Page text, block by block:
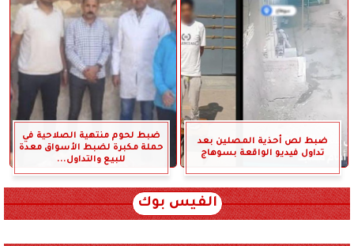
ضبط لص أحذية المصلين بعد
تداول فيديو الواقعة بسوهاج
ضبط لحوم منتهية الصلاحية في
حملة مكبرة لضبط الأسواق معدة
للبيع والتداول...
الفيس بوك